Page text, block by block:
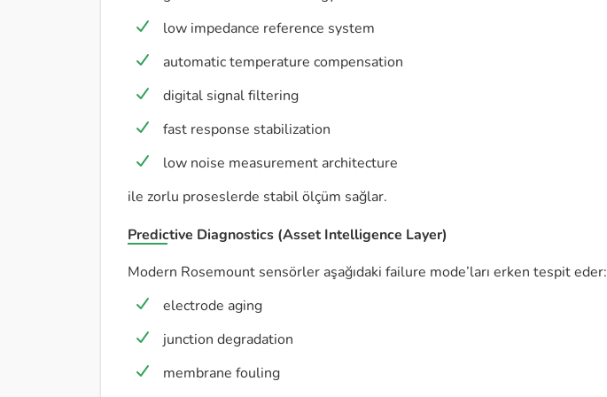
low impedance reference system
automatic temperature compensation
digital signal filtering
fast response stabilization
low noise measurement architecture
ile zorlu proseslerde stabil ölçüm sağlar.
Predictive Diagnostics (Asset Intelligence Layer)
Modern Rosemount sensörler aşağıdaki failure mode’ları erken tespit eder:
electrode aging
junction degradation
membrane fouling